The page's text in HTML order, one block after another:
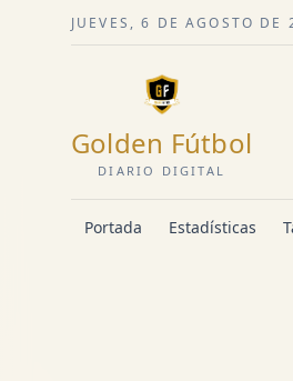
JUEVES, 6 DE AGOSTO DE
Golden Fútbol
DIARIO DIGITAL
Portada Estadísticas